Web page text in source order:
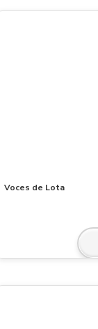
Voces de Lota